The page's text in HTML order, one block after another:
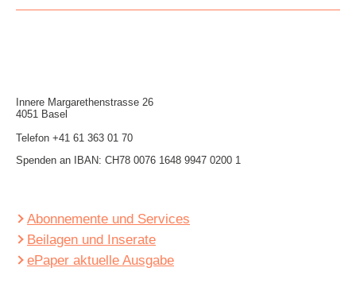
Innere Mar­garethen­strasse 26
4051 Basel
Telefon +41 61 363 01 70
Spenden an IBAN: CH78 0076 1648 9947 0200 1
Abonnemente und Services
Beilagen und Inserate
ePaper aktuelle Ausgabe